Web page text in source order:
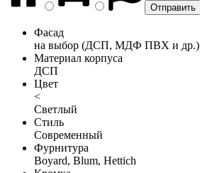
Фасад
на выбор (ДСП, МДФ ПВХ и др.)
Материал корпуса
ДСП
Цвет
<
Светлый
Стиль
Современный
Фурнитура
Boyard, Blum, Hettich